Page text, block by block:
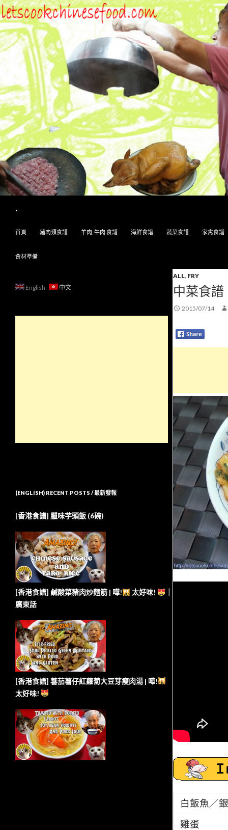
.
首頁
豬肉類食譜 羊肉, 牛肉 食譜 海鮮食譜 蔬菜食譜 家禽食譜
食材準備
ALL, FRY
中菜食
2015/07/14
白飯魚／
雞蛋
English 中文
(ENGLISH) RECENT POSTS / 最新發報
[香港食譜] 臘味芋頭飯 (6碗)
[香港食譜] 鹹酸菜豬肉炒麵筋 | 嘩! 太好味!
廣東話
[香港食譜] 蕃茄薯仔紅蘿蔔大豆芽瘦肉湯 | 嘩!
太好味!